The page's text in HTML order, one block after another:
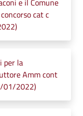
e il Comune
cat c
per la
Amm cont
01/2022)